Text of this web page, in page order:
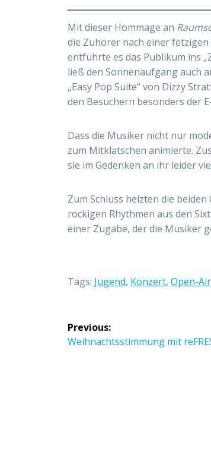
Mit dieser Hommage an
die Zuhörer nach einer
entführte es das Publikum ins
ließ den Sonnenaufgang auch
„Easy Pop Suite“ von Dizzy
den Besuchern besonders der
Dass die Musiker nicht nur
zum Mitklatschen animierte.
sie im Gedenken an ihr leider
Zum Schluss heizten die
rockigen Rhythmen aus den
einer Zugabe, der die Musiker
Tags: Jugend, Konzert,Open-Air
Previous:
Previous
Weihnachtsstimmung mit